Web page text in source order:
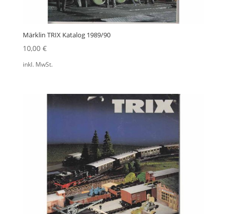
Märklin TRIX Katalog 1989/90
10,00 €
inkl. MwSt.